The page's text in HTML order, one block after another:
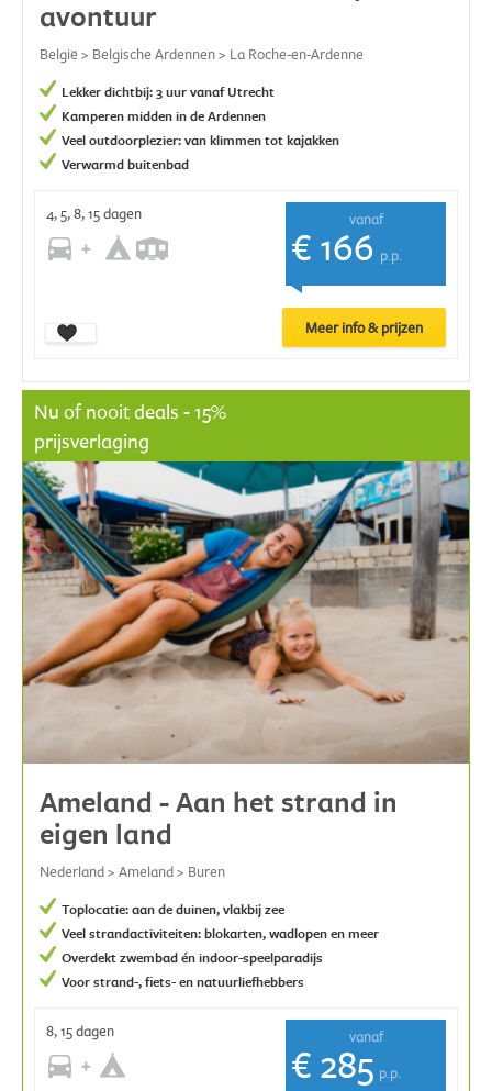
avontuur
België > Belgische Ardennen > La Roche-en-Ardenne
Lekker dichtbij: 3 uur vanaf Utrecht
Kamperen midden in de Ardennen
Veel outdoorplezier: van klimmen tot kajakken
Verwarmd buitenbad
vanaf
€ 166 p.p.
4, 5, 8, 15 dagen
Meer info & prijzen
Nu of nooit deals - 15%
prijsverlaging
Ameland - Aan het strand in
eigen land
Nederland > Ameland > Buren
Toplocatie: aan de duinen, vlakbij zee
Veel strandactiviteiten: blokarten, wadlopen en meer
Overdekt zwembad én indoor-speelparadijs
Voor strand-, fiets- en natuurliefhebbers
vanaf
€ 285 p.p.
8, 15 dagen